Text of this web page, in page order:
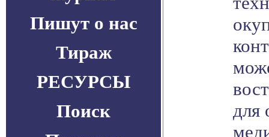
Пишут о нас
Тираж
РЕСУРСЫ
Поиск
для